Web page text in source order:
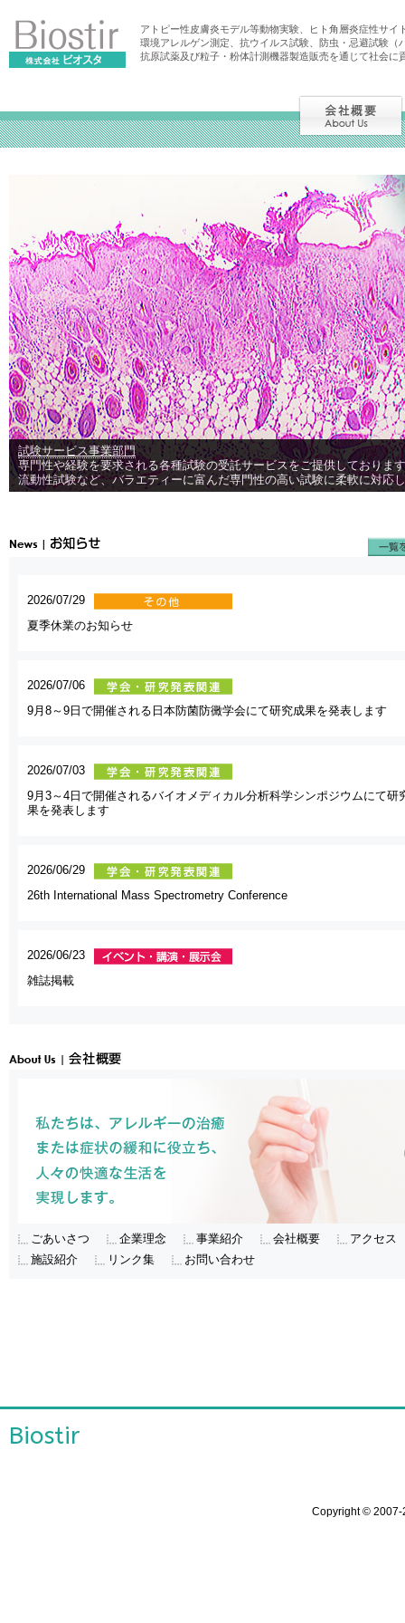
アトピー性皮膚炎モデル等動物実験、ヒト角層炎症性サイ
環境アレルゲン測定、抗ウイルス試験、防虫・忌避試験（
抗原試薬及び粒子・粉体計測機器製造販売を通じて社会に
試験サービス事業部門
専門性や経験を要求される各種試験の受託サービスをご提供しており
流動性試験など、バラエティーに富んだ専門性の高い試験に柔軟に対応
2026/07/29
夏季休業のお知らせ
2026/07/06
9月8～9日で開催される日本防菌防黴学会にて研究成果を発表します
2026/07/03
9月3～4日で開催されるバイオメディカル分析科学シンポジウムにて研
果を発表します
2026/06/29
26th International Mass Spectrometry Conference
2026/06/23
雑誌掲載
ごあいさつ 企業理念 事業紹介 会社概要
アクセス
施設紹介
リンク集 お問い合わせ
Biostir
Copyright © 2007-